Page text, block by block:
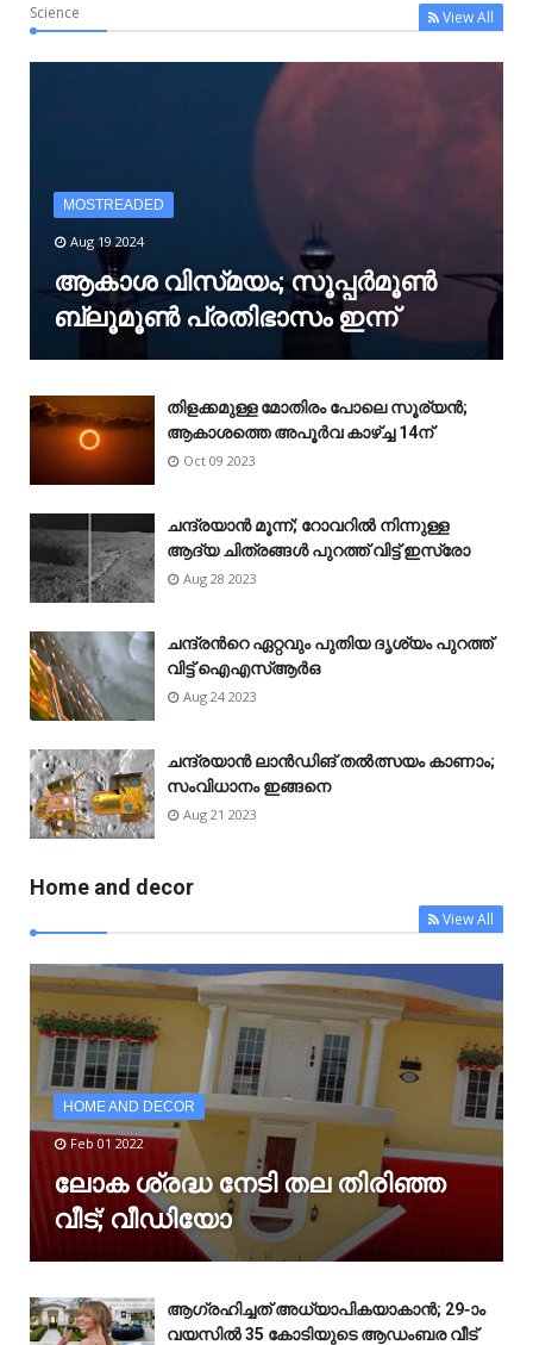
Science View All
MOSTREADED
Aug 19 2024
ആകാശ വിസ്‌മയം; സൂപ്പർമൂൺ
ബ്ലൂമൂൺ പ്രതിഭാസം ഇന്ന്
തിളക്കമുള്ള മോതിരം പോലെ സൂര്യൻ;
ആകാശത്തെ അപൂർവ കാഴ്‌ച്ച 14ന്
Oct 09 2023
ചന്ദ്രയാൻ മൂന്ന്; റോവറിൽ നിന്നുള്ള
ആദ്യ ചിത്രങ്ങൾ പുറത്ത് വിട്ട് ഇസ്രോ
Aug 28 2023
ചന്ദ്രന്‍റെ ഏറ്റവും പുതിയ ദൃശ്യം പുറത്ത്
വിട്ട് ഐഎസ്ആർഒ
Aug 24 2023
ചന്ദ്രയാൻ ലാൻഡിങ് തൽത്സയം കാണാം;
സംവിധാനം ഇങ്ങനെ
Aug 21 2023
Home and decor
View All
HOME AND DECOR
Feb 01 2022
ലോക ശ്രദ്ധ നേടി തല തിരിഞ്ഞ
വീട്; വീഡിയോ
ആഗ്രഹിച്ചത് അധ്യാപികയാകാൻ; 29-ാം
വയസിൽ 35 കോടിയുടെ ആഡംബര വീട്